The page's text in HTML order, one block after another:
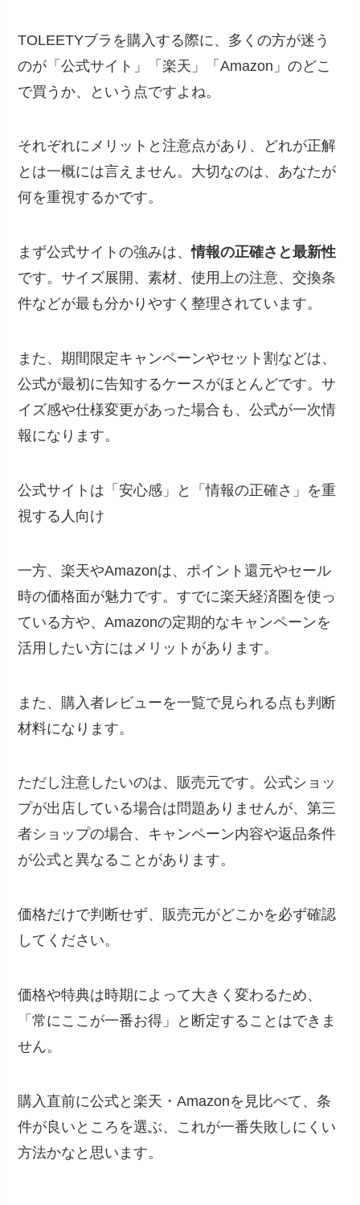
TOLEETYブラを購入する際に、多くの方が迷う
のが「公式サイト」「楽天」「Amazon」のどこ
で買うか、という点ですよね。
それぞれにメリットと注意点があり、どれが正解
とは一概には言えません。大切なのは、あなたが
何を重視するかです。
まず公式サイトの強みは、情報の正確さと最新性
です。サイズ展開、素材、使用上の注意、交換条
件などが最も分かりやすく整理されています。
また、期間限定キャンペーンやセット割などは、
公式が最初に告知するケースがほとんどです。サ
イズ感や仕様変更があった場合も、公式が一次情
報になります。
公式サイトは「安心感」と「情報の正確さ」を重
視する人向け
一方、楽天やAmazonは、ポイント還元やセール
時の価格面が魅力です。すでに楽天経済圏を使っ
ている方や、Amazonの定期的なキャンペーンを
活用したい方にはメリットがあります。
また、購入者レビューを一覧で見られる点も判断
材料になります。
ただし注意したいのは、販売元です。公式ショッ
プが出店している場合は問題ありませんが、第三
者ショップの場合、キャンペーン内容や返品条件
が公式と異なることがあります。
価格だけで判断せず、販売元がどこかを必ず確認
してください。
価格や特典は時期によって大きく変わるため、
「常にここが一番お得」と断定することはできま
せん。
購入直前に公式と楽天・Amazonを見比べて、条
件が良いところを選ぶ、これが一番失敗しにくい
方法かなと思います。